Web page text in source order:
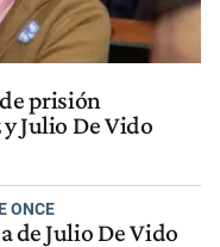
prisión
Julio De Vido
ONCE
de Julio De Vido